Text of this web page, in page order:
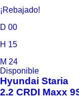
¡Rebajado!
D 00
H 15
M 24
Disponible
Hyundai Staria
2.2 CRDI Maxx